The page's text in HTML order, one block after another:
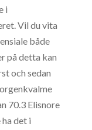
i
Vil du vita
både
på detta kan
och sedan
70.3 Elisnore
det i